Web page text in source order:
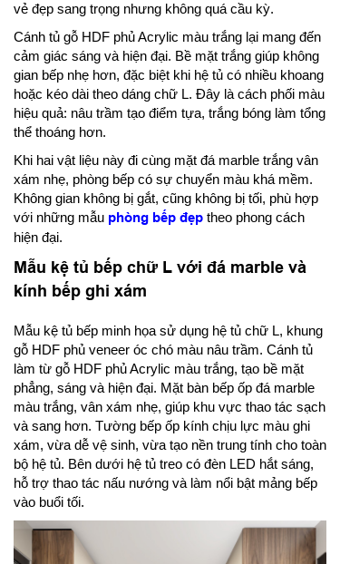
vẻ đẹp sang trọng nhưng không quá cầu kỳ.
Cánh tủ gỗ HDF phủ Acrylic màu trắng lại mang đến
cảm giác sáng và hiện đại. Bề mặt trắng giúp không
gian bếp nhẹ hơn, đặc biệt khi hệ tủ có nhiều khoang
hoặc kéo dài theo dáng chữ L. Đây là cách phối màu
hiệu quả: nâu trầm tạo điểm tựa, trắng bóng làm tổng
thể thoáng hơn.
Khi hai vật liệu này đi cùng mặt đá marble trắng vân
xám nhẹ, phòng bếp có sự chuyển màu khá mềm.
Không gian không bị gắt, cũng không bị tối, phù hợp
với những mẫu phòng bếp đẹp theo phong cách
hiện đại.
Mẫu kệ tủ bếp chữ L với đá marble và
kính bếp ghi xám
Mẫu kệ tủ bếp minh họa sử dụng hệ tủ chữ L, khung
gỗ HDF phủ veneer óc chó màu nâu trầm. Cánh tủ
làm từ gỗ HDF phủ Acrylic màu trắng, tạo bề mặt
phẳng, sáng và hiện đại. Mặt bàn bếp ốp đá marble
màu trắng, vân xám nhẹ, giúp khu vực thao tác sạch
và sang hơn. Tường bếp ốp kính chịu lực màu ghi
xám, vừa dễ vệ sinh, vừa tạo nền trung tính cho toàn
bộ hệ tủ. Bên dưới hệ tủ treo có đèn LED hắt sáng,
hỗ trợ thao tác nấu nướng và làm nổi bật mảng bếp
vào buổi tối.